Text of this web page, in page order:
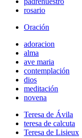
rosario
Oración
adoracion
alma
ave maria
contemplación
dios
meditación
novena
Teresa de Ávila
teresa de calcuta
Teresa de Lisieux